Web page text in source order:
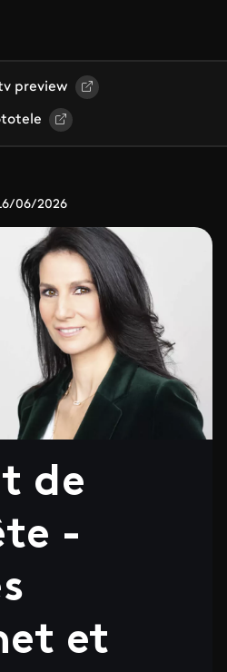
preview
06/2026
de
-
et